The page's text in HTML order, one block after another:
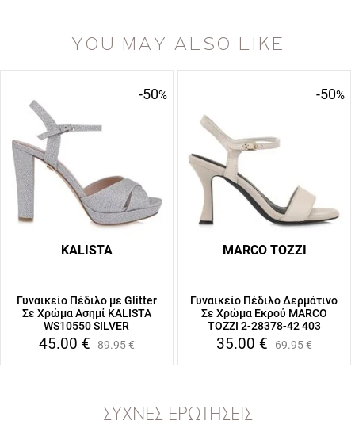
YOU MAY ALSO LIKE
-50%
KALISTA
Γυναικείο Πέδιλο με Glitter
Σε Χρώμα Ασημί KALISTA
WS10550 SILVER
45.00 € 89.95€
-50%
MARCO TOZZI
Γυναικείο Πέδιλο Δερμάτινο
Σε Χρώμα Εκρού MARCO
TOZZI 2-28378-42 403
35.00 € 69.95€
ΣΥΧΝΈΣ ΕΡΩΤΉΣΕΙΣ